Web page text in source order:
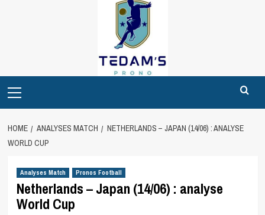
Menu
HOME ANALYSES MATCH
NETHERLANDS – JAPAN (14/06) : ANALYSE
WORLD CUP
Analyses Match Pronos Football
Netherlands – Japan (14/06) : analyse
World Cup